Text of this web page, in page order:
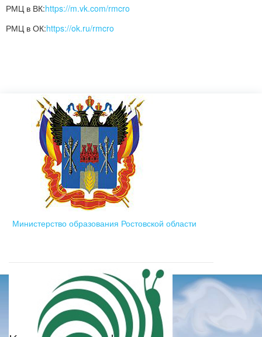
РМЦ в ВК:https://m.vk.com/rmcro
РМЦ в ОК:https://ok.ru/rmcro
Министерство образования Ростовской области